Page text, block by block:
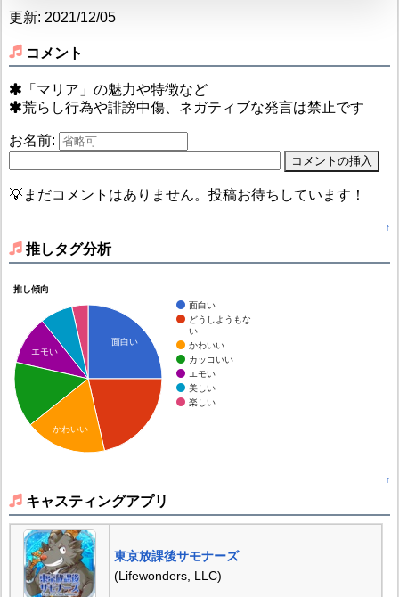
更新: 2021/12/05
コメント
「マリア」の魅力や特徴など
荒らし行為や誹謗中傷、ネガティブな発言は禁止です
お名前:
💡まだコメントはありません。投稿お待ちしています！
↑
推しタグ分析
推し傾向
面白い
どうしようもな
い
かわいい
カッコいい
エモい
美しい
楽しい
面白い
エモい
かわいい
↑
キャスティングアプリ
東京放課後サモナーズ
(Lifewonders, LLC)